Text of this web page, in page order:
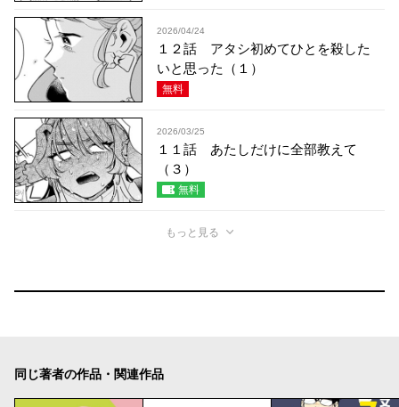
2026/04/24
１２話 アタシ初めてひとを殺した
いと思った（１）
無料
2026/03/25
１１話 あたしだけに全部教えて
（３）
無料
もっと見る
同じ著者の作品・関連作品